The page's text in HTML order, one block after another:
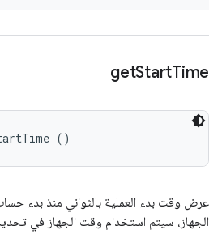
getStartTime
()
عرض وقت بدء العملية بالثواني منذ بدء
الجهاز، سيتم استخدام وقت الجهاز في